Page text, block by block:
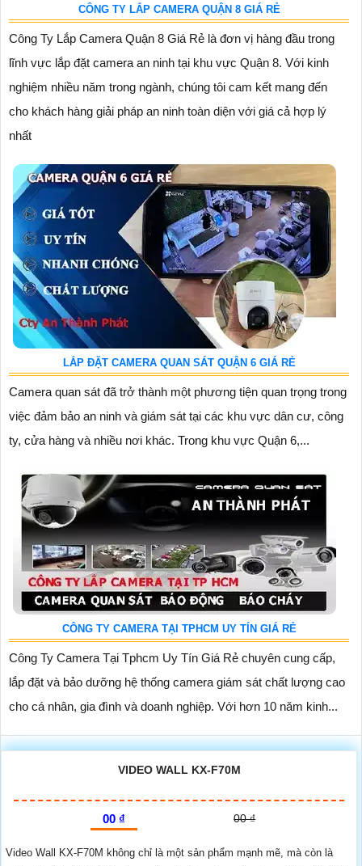
CÔNG TY LẮP CAMERA QUẬN 8 GIÁ RẺ
Công Ty Lắp Camera Quận 8 Giá Rẻ là đơn vị hàng đầu trong
lĩnh vực lắp đặt camera an ninh tại khu vực Quận 8. Với kinh
nghiệm nhiều năm trong ngành, chúng tôi cam kết mang đến
cho khách hàng giải pháp an ninh toàn diện với giá cả hợp lý
nhất
LẮP ĐẶT CAMERA QUAN SÁT QUẬN 6 GIÁ RẺ
Camera quan sát đã trở thành một phương tiện quan trọng trong
việc đảm bảo an ninh và giám sát tại các khu vực dân cư, công
ty, cửa hàng và nhiều nơi khác. Trong khu vực Quận 6,...
CÔNG TY CAMERA TẠI TPHCM UY TÍN GIÁ RẺ
Công Ty Camera Tại Tphcm Uy Tín Giá Rẻ chuyên cung cấp,
lắp đặt và bảo dưỡng hệ thống camera giám sát chất lượng cao
cho cá nhân, gia đình và doanh nghiệp. Với hơn 10 năm kinh...
VIDEO WALL KX-F70M
00 ₫ 00 ₫
Video Wall KX-F70M không chỉ là một sản phẩm mạnh mẽ, mà còn là